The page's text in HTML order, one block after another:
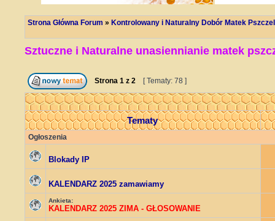
Strona Główna Forum » Kontrolowany i Naturalny Dobór Matek
Sztuczne i Naturalne unasiennianie matek
Strona 1 z 2 [ Tematy: 78 ]
Tematy
Ogłoszenia
Blokady IP
KALENDARZ 2025 zamawiamy
Ankieta:
KALENDARZ 2025 ZIMA - GŁOSOWANIE